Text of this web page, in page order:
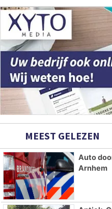
MEEST GELEZEN
Auto
Arnhem